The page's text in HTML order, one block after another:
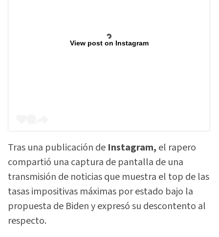
View post on Instagram
Tras una publicación de Instagram, el rapero
compartió una captura de pantalla de una
transmisión de noticias que muestra el top de las
tasas impositivas máximas por estado bajo la
propuesta de Biden y expresó su descontento al
respecto.